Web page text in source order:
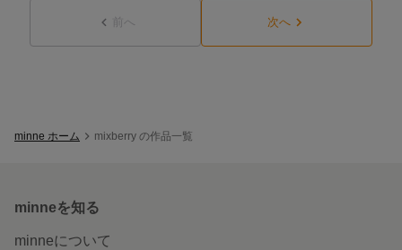
前へ 次へ
minne ホーム mixberry の作品一覧
minneを知る
minneについて